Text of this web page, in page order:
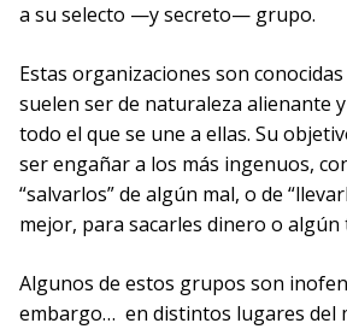
a su selecto —y secreto— grupo.
Estas organizaciones son
suelen ser de naturaleza alienante
todo el que se une a ellas. Su
ser engañar a los más ingenuos,
“salvarlos” de algún mal, o de
mejor, para sacarles dinero o algún
Algunos de estos grupos son
embargo… en distintos lugares del